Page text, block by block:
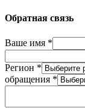
Обратная связь
Ваше имя *
Регион *
обращения *